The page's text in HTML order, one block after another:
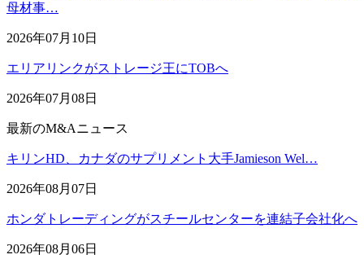
母材事…
2026年07月10日
エリアリンクがストレージ王にTOBへ
2026年07月08日
最新のM&Aニュース
キリンHD、カナダのサプリメント大手Jamieson Wel…
2026年08月07日
ホンダトレーディングがスチールセンターを連結子会社化へ
2026年08月06日